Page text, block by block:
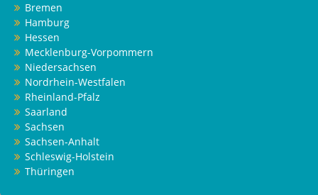
Bremen
Hamburg
Hessen
Mecklenburg-Vorpommern
Niedersachsen
Nordrhein-Westfalen
Rheinland-Pfalz
Saarland
Sachsen
Sachsen-Anhalt
Schleswig-Holstein
Thüringen